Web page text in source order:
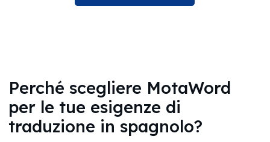
Perché scegliere MotaWord
per le tue esigenze di
traduzione in spagnolo?